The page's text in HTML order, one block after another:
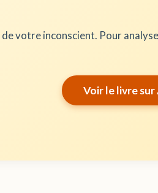
de votre inconscient. Pour
Voir le livre